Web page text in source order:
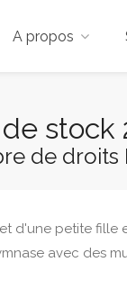
A propos
stock
de